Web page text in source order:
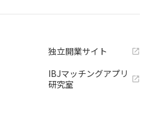
独立開業サイト
IBJマッチングアプリ
研究室